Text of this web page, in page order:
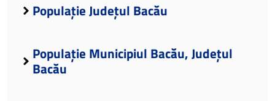
Populație Județul Bacău
Populație Municipiul Bacău, Județul
Bacău